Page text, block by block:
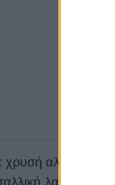
χρυσή αλυσίδα, η